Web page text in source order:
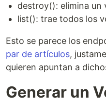
destroy(): elimina un
list(): trae todos los
Esto se parece los
par de artículos,
quieren apuntan a
Generar un